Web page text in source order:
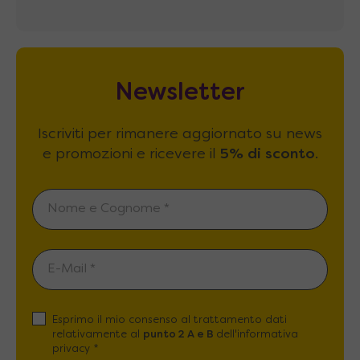
Newsletter
Iscriviti per rimanere aggiornato su news
e promozioni e ricevere il 5% di sconto.
Esprimo il mio consenso al trattamento dati
relativamente al punto 2 A e B dell'informativa
privacy *